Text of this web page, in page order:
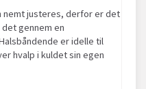
nemt justeres, derfor er det
gennem en
er idelle til
hvalp i kuldet sin egen